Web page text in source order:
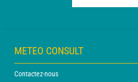
METEO CONSULT
Contactez-nous